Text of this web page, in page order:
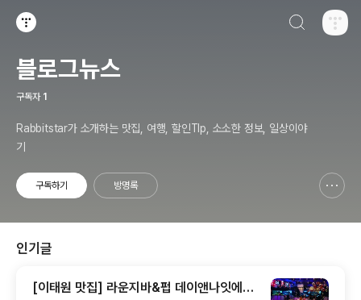
블로그뉴스
구독자 1
Rabbitstar가 소개하는 맛집, 여행, 할인TIp, 소소한 정보, 일상이야
기
구독하기 방명록
인기글
[이태원 맛집] 라운지바&펍 데이앤나잇에서